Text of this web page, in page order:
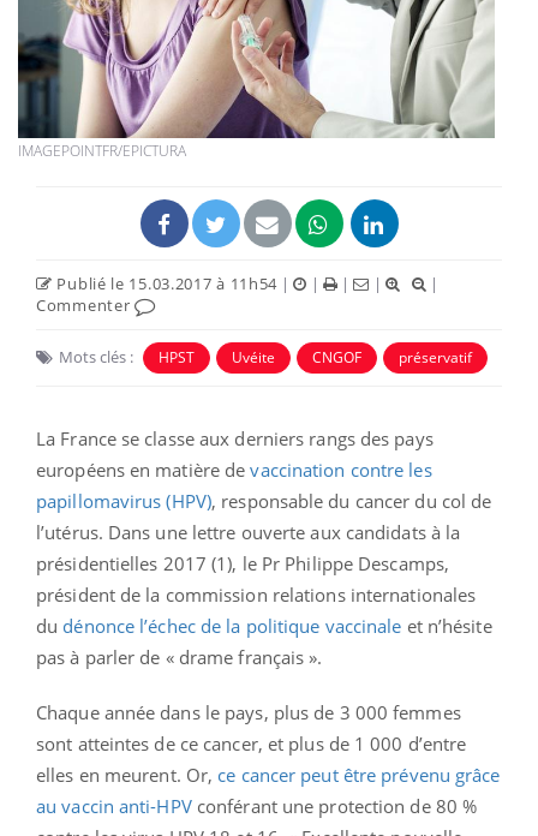
IMAGEPOINTFR/EPICTURA
Publié le 15.03.2017 à 11h54 | | | |
|
Commenter
Mots clés : HPST Uvéite CNGOF préservatif
La France se classe aux derniers rangs des pays
européens en matière devaccination contre les
papillomavirus (HPV), responsable du cancer du col de
l’utérus. Dans une lettre ouverte aux candidats à la
présidentielles 2017 (1), le Pr Philippe Descamps,
président de la commission relations internationales
du dénonce l’échec de la politique vaccinale et n’hésite
pas à parler de « drame français ».
Chaque année dans le pays, plus de 3 000 femmes
sont atteintes de ce cancer, et plus de 1 000 d’entre
elles en meurent. Or, ce cancer peut être prévenu grâce
au vaccin anti-HPVconférant une protection de 80 %